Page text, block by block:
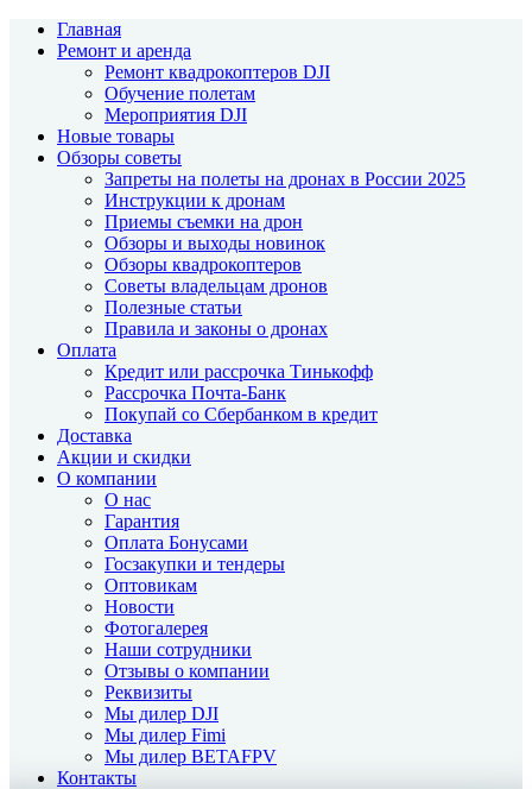
Главная
Ремонт и аренда
Ремонт квадрокоптеров DJI
Обучение полетам
Мероприятия DJI
Новые товары
Обзоры советы
Запреты на полеты на дронах в России 2025
Инструкции к дронам
Приемы съемки на дрон
Обзоры и выходы новинок
Обзоры квадрокоптеров
Советы владельцам дронов
Полезные статьи
Правила и законы о дронах
Оплата
Кредит или рассрочка Тинькофф
Рассрочка Почта-Банк
Покупай со Сбербанком в кредит
Доставка
Акции и скидки
О компании
О нас
Гарантия
Оплата Бонусами
Госзакупки и тендеры
Оптовикам
Новости
Фотогалерея
Наши сотрудники
Отзывы о компании
Реквизиты
Мы дилер DJI
Мы дилер Fimi
Мы дилер BETAFPV
Контакты